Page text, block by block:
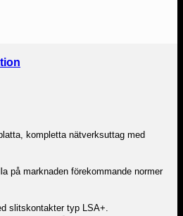
kompletta nätverksuttag med
på marknaden förekommande normer
slitskontakter typ LSA+.